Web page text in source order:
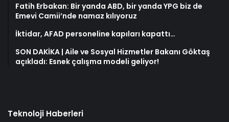
Fatih Erbakan: Bir yanda ABD, bir yanda YPG biz de
Emevi Camii’nde namaz kılıyoruz
İktidar, AFAD personeline kapıları kapattı…
SON DAKİKA | Aile ve Sosyal Hizmetler Bakanı Göktaş
açıkladı: Esnek çalışma modeli geliyor!
Teknoloji Haberleri